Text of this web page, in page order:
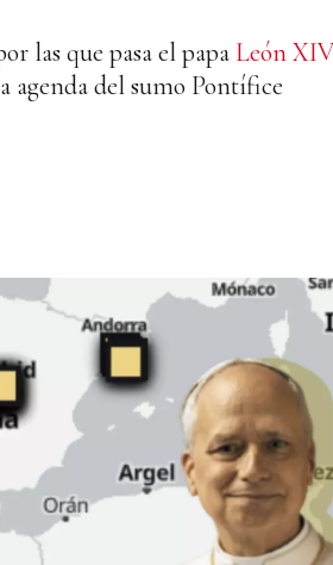
las que pasa el papa León XIV
agenda del sumo Pontífice